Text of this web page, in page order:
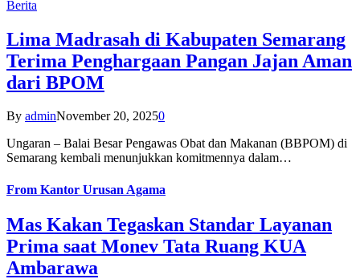
Berita
Lima Madrasah di Kabupaten Semarang
Terima Penghargaan Pangan Jajan Aman
dari BPOM
By adminNovember 20, 20250
Ungaran – Balai Besar Pengawas Obat dan Makanan (BBPOM) di
Semarang kembali menunjukkan komitmennya dalam…
From Kantor Urusan Agama
Mas Kakan Tegaskan Standar Layanan
Prima saat Monev Tata Ruang KUA
Ambarawa